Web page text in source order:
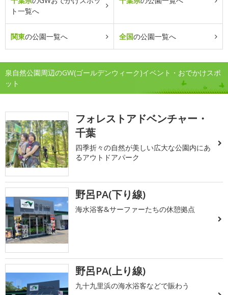
ト一覧へ
関東の公園一覧へ 全国の公園一覧へ
泉自然公園周辺のGW(ゴールデンウィーク)イベント・おでかけスポ
ット
フォレストアドベンチャー・
千葉
四季折々の自然が美しい広大な公園内にあ
るアウトドアパーク
野呂PA(下り線)
海水浴客&サーファーたちの休憩拠点
野呂PA(上り線)
九十九里浜の海水浴客などで賑わう